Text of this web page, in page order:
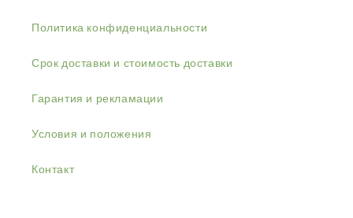
Политика конфиденциальности
Срок доставки и стоимость доставки
Гарантия и рекламации
Условия и положения
Контакт